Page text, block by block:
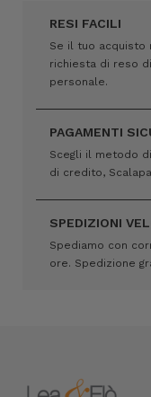
RESI FACILI
Se il tuo acquisto
richiesta di reso
personale.
PAGAMENTI
Scegli il metodo
di credito,
SPEDIZIONI
Spediamo con
ore. Spedizione